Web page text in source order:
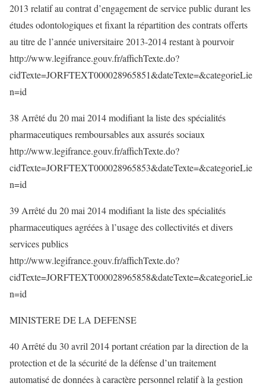
2013 relatif au contrat d’engagement de service public durant les
études odontologiques et fixant la répartition des contrats offerts
au titre de l’année universitaire 2013-2014 restant à pourvoir
http://www.legifrance.gouv.fr/affichTexte.do?
cidTexte=JORFTEXT000028965851&dateTexte=&categorieLie
n=id
38 Arrêté du 20 mai 2014 modifiant la liste des spécialités
pharmaceutiques remboursables aux assurés sociaux
http://www.legifrance.gouv.fr/affichTexte.do?
cidTexte=JORFTEXT000028965853&dateTexte=&categorieLie
n=id
39 Arrêté du 20 mai 2014 modifiant la liste des spécialités
pharmaceutiques agréées à l’usage des collectivités et divers
services publics
http://www.legifrance.gouv.fr/affichTexte.do?
cidTexte=JORFTEXT000028965858&dateTexte=&categorieLie
n=id
MINISTERE DE LA DEFENSE
40 Arrêté du 30 avril 2014 portant création par la direction de la
protection et de la sécurité de la défense d’un traitement
automatisé de données à caractère personnel relatif à la gestion